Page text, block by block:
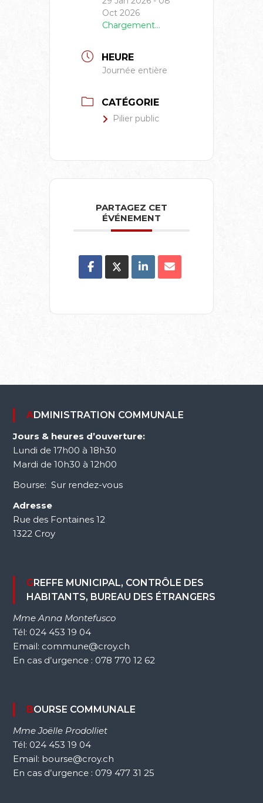
Oct 2026
Chargement...
HEURE
Journée entière
CATÉGORIE
Pilier public
PARTAGEZ CET
ÉVÉNEMENT
ADMINISTRATION COMMUNALE
Jours & heures d’ouverture:
Lundi de 17h00 à 18h30
Mardi de 10h30 à 12h00
Bourse: Sur rendez-vous
Adresse
Rue des Fontaines 12
1322 Croy
GREFFE MUNICIPAL, CONTRÔLE DES
HABITANTS, BUREAU DES ÉTRANGERS
Mme Anna Montefusco
Tél: 024 453 19 04
Email: commune@croy.ch
En cas d’urgence : 078 770 12 62
BOURSE COMMUNALE
Mme Joëlle Prodolliet
Tél: 024 453 19 04
Email: bourse@croy.ch
En cas d’urgence : 079 477 31 25